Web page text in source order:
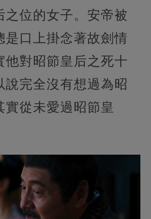
之位的女子。安帝被
是口上掛念著故劍情
他對昭節皇后之死十
說完全沒有想過為昭
從未愛過昭節皇